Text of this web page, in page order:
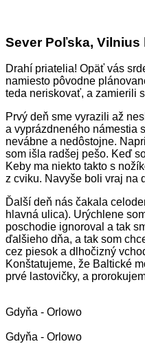
Sever Poľska, Vilnius
Drahí priatelia! Opäť vás
namiesto pôvodne
teda neriskovať, a zamierili
Prvý deň sme vyrazili až
a vyprázdneného námestia
nevábne a nedôstojne.
som išla radšej pešo. Keď
Keby ma niekto takto s
z cviku. Navyše boli vraj na
Ďalší deň nás čakala
hlavná ulica). Urýchlene
poschodie ignoroval a tak
ďalšieho dňa, a tak som
cez piesok a dlhočizný
Konštatujeme, že Baltické
prvé lastovičky, a
Gdyňa - Orlowo
Gdyňa - Orlowo